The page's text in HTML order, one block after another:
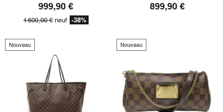
999,90 €
1 600,00 €neuf -38%
899,90 €
Nouveau Nouveau